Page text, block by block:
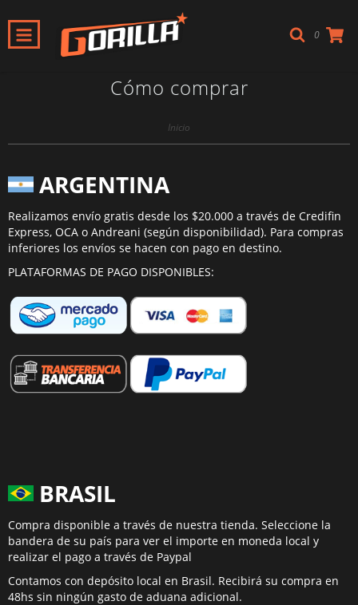
0
Cómo comprar
Inicio
ARGENTINA
Realizamos envío gratis desde los $20.000 a través de Credifin
Express, OCA o Andreani (según disponibilidad). Para compras
inferiores los envíos se hacen con pago en destino.
PLATAFORMAS DE PAGO DISPONIBLES:
BRASIL
Compra disponible a través de nuestra tienda. Seleccione la
bandera de su país para ver el importe en moneda local y
realizar el pago a través de Paypal
Contamos con depósito local en Brasil. Recibirá su compra en
48hs sin ningún gasto de aduana adicional.